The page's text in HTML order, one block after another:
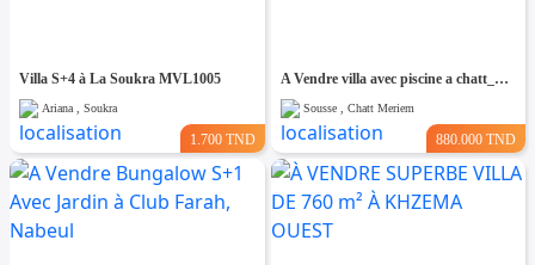
Villa S+4 à La Soukra MVL1005
Ariana , Soukra
1.700 TND
A Vendre villa avec piscine a chatt_mariem pré résidence Costa
Sousse , Chatt Meriem
880.000 TND